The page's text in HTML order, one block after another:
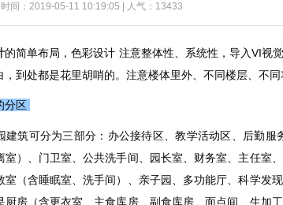
间：2019-05-11 10:19:05 | 人气：13433
的简单布局，色彩设计 注意整体性、系统性，导入VI视
，到处都是花里胡哨的。注意楼体里外、不同楼层、不同
分区
建筑可分为三部分：办公接待区、教学活动区、后勤
室）、门卫室、公共洗手间、园长室、财务室、主任室
室（含睡眠室、洗手间）、亲子园、多功能厅、科学发
厨房（含更衣室、主食库房、副食库房、面点间、生加